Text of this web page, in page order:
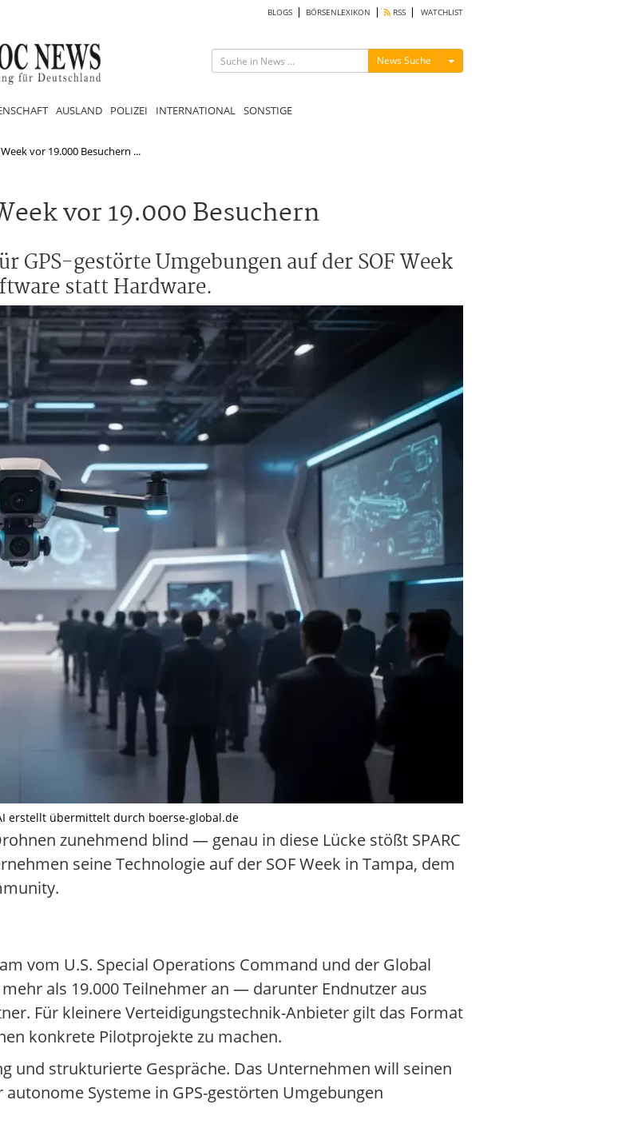
BLOGS BÖRSENLEXIKON RSS WATCHLIST
News Suche Menü ein-/ausblenden
AUSLAND POLIZEI INTERNATIONAL SONSTIGE
vor 19.000 Besuchern ...
vor 19.000 Besuchern
gestörte Umgebungen auf der SOF Week
statt Hardware.
erstellt übermittelt durch boerse-global.de
zunehmend blind — genau in diese Lücke stößt SPARC
seine Technologie auf der SOF Week in Tampa, dem
vom U.S. Special Operations Command und der Global
als 19.000 Teilnehmer an — darunter Endnutzer aus
Für kleinere Verteidigungstechnik-Anbieter gilt das Format
konkrete Pilotprojekte zu machen.
und strukturierte Gespräche. Das Unternehmen will seinen
Systeme in GPS-gestörten Umgebungen